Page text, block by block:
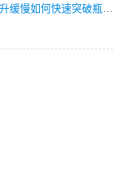
血染苍龙传奇战力提升缓慢如何快速突破瓶颈(654)